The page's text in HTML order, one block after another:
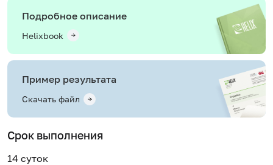
Подробное описание
Helixbook
Пример результата
Скачать файл
Срок выполнения
14 суток